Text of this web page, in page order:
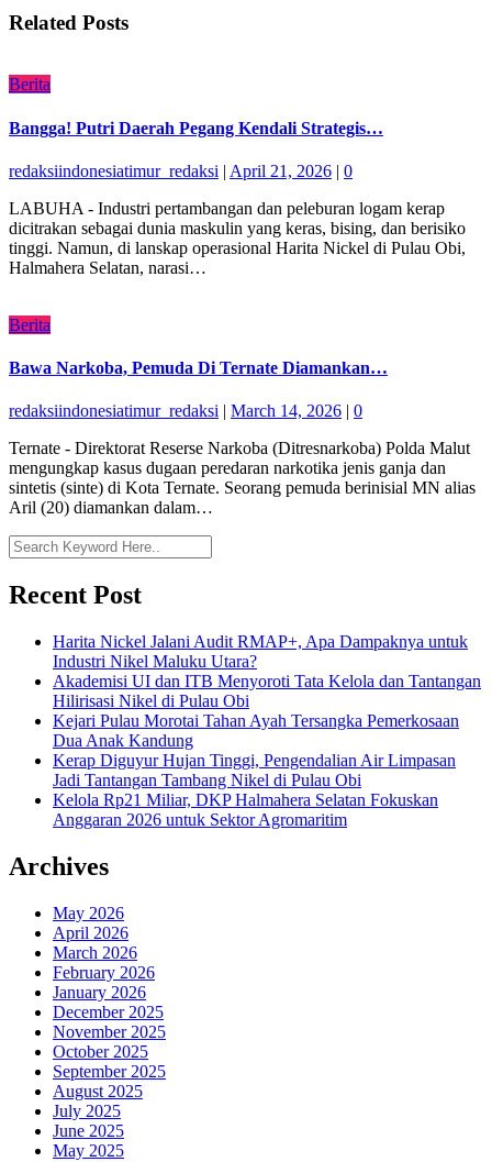
Related Posts
Berita
Bangga! Putri Daerah Pegang Kendali Strategis…
redaksiindonesiatimur_redaksi | April 21, 2026 | 0
LABUHA - Industri pertambangan dan peleburan logam kerap
dicitrakan sebagai dunia maskulin yang keras, bising, dan berisiko
tinggi. Namun, di lanskap operasional Harita Nickel di Pulau Obi,
Halmahera Selatan, narasi…
Berita
Bawa Narkoba, Pemuda Di Ternate Diamankan…
redaksiindonesiatimur_redaksi | March 14, 2026 | 0
Ternate - Direktorat Reserse Narkoba (Ditresnarkoba) Polda Malut
mengungkap kasus dugaan peredaran narkotika jenis ganja dan
sintetis (sinte) di Kota Ternate. Seorang pemuda berinisial MN alias
Aril (20) diamankan dalam…
Recent Post
Harita Nickel Jalani Audit RMAP+, Apa Dampaknya untuk
Industri Nikel Maluku Utara?
Akademisi UI dan ITB Menyoroti Tata Kelola dan Tantangan
Hilirisasi Nikel di Pulau Obi
Kejari Pulau Morotai Tahan Ayah Tersangka Pemerkosaan
Dua Anak Kandung
Kerap Diguyur Hujan Tinggi, Pengendalian Air Limpasan
Jadi Tantangan Tambang Nikel di Pulau Obi
Kelola Rp21 Miliar, DKP Halmahera Selatan Fokuskan
Anggaran 2026 untuk Sektor Agromaritim
Archives
May 2026
April 2026
March 2026
February 2026
January 2026
December 2025
November 2025
October 2025
September 2025
August 2025
July 2025
June 2025
May 2025